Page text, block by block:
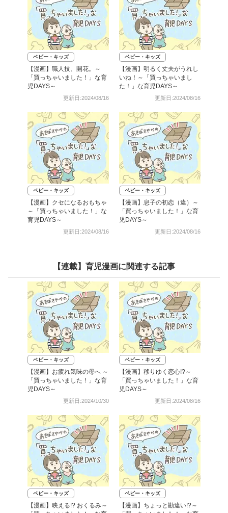
ベビー・キッズ
【漫画】職人技、開花。～
「買っちゃいました！」な育
児DAYS～
更新日:2024/08/16
ベビー・キッズ
【漫画】明るく丈夫がうれし
いね！～「買っちゃいまし
た！」な育児DAYS～
更新日:2024/08/16
ベビー・キッズ
【漫画】クセになるおもちゃ
～「買っちゃいました！」な
育児DAYS～
更新日:2024/08/16
ベビー・キッズ
【漫画】息子の初恋（違）～
「買っちゃいました！」な育
児DAYS～
更新日:2024/08/16
【連載】育児漫画に関連する記事
ベビー・キッズ
【漫画】お疲れ気味の母へ ～
「買っちゃいました！」な育
児DAYS～
更新日:2024/10/30
ベビー・キッズ
【漫画】移りゆく恋心!?～
「買っちゃいました！」な育
児DAYS～
更新日:2024/08/16
ベビー・キッズ
【漫画】映える!? おくるみ～
ベビー・キッズ
【漫画】ちょっと勘違い!?～